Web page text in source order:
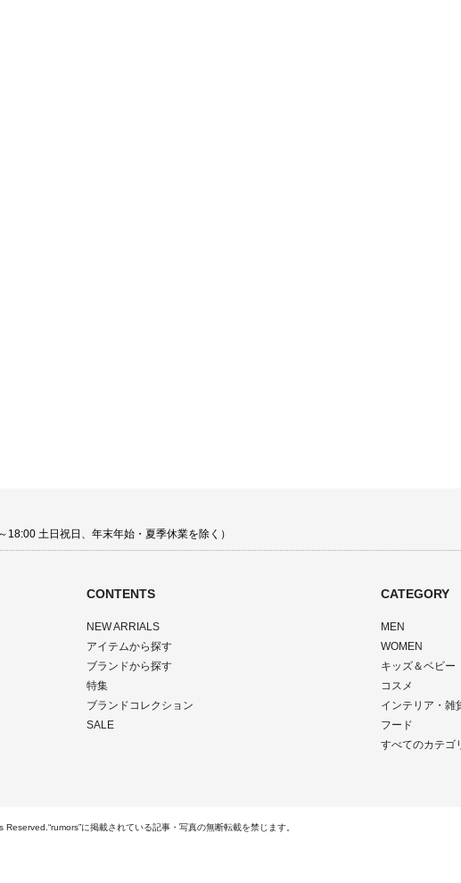
18:00 土日祝日、年末年始・夏季休業を除く）
CONTENTS
NEW ARRIALS
アイテムから探す
ブランドから探す
特集
ブランドコレクション
SALE
CATEGORY
MEN
WOMEN
キッズ＆ベビー
コスメ
インテリア・雑
フード
すべてのカテゴ
に掲載されている記事・写真の無断転載を禁じます。